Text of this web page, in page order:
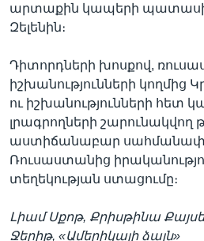
արտաքին կապերի
Զելենին։
Դիտորդների խոսքով,
իշխանությունների կողմից
ու իշխանությունների հետ
լրագրողների շարունակվող
աստիճանաբար
Ռուսաստանից
տեղեկության ստացումը։
Լիամ Սքոթ, Քրիսթինա
Ջերիթ, «Ամերիկայի ձայն»